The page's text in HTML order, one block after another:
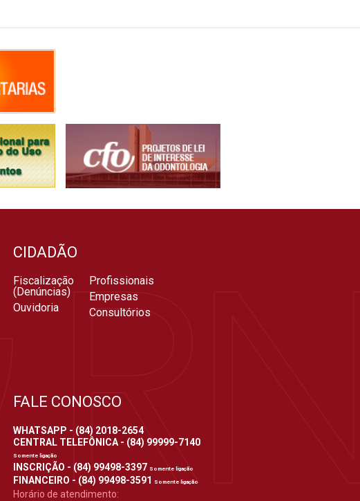
CIDADÃO
Fiscalização
(Denúncias)
Ouvidoria
Profissionais
Empresas
Consultórios
FALE CONOSCO
WHATSAPP - (84) 2018-2654
CENTRAL TELEFÔNICA - (84) 99999-7140
Somente ligação
INSCRIÇÃO - (84) 99498-3397 Somente ligação
FINANCEIRO - (84) 99498-3591 Somente ligação
Horário de atendimento: